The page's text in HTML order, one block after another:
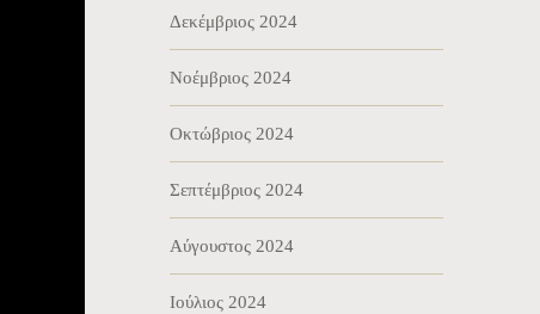
Δεκέμβριος 2024
Νοέμβριος 2024
Οκτώβριος 2024
Σεπτέμβριος 2024
Αύγουστος 2024
Ιούλιος 2024